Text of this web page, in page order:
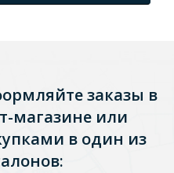
заказы в
магазине или
в один из